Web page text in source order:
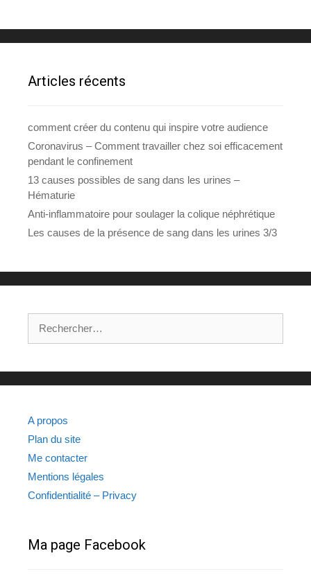
Articles récents
comment créer du contenu qui inspire votre audience
Coronavirus – Comment travailler chez soi efficacement
pendant le confinement
13 causes possibles de sang dans les urines –
Hématurie
Anti-inflammatoire pour soulager la colique néphrétique
Les causes de la présence de sang dans les urines 3/3
A propos
Plan du site
Me contacter
Mentions légales
Confidentialité – Privacy
Ma page Facebook